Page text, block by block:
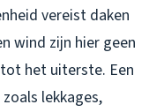
vereist daken
wind zijn hier geen
het uiterste. Een
lekkages,